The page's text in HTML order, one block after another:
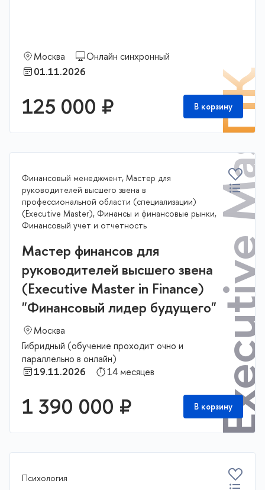
Москва
Онлайн синхронный
01.11.2026
125 000 ₽ В корзину
Финансовый менеджмент, Мастер для
руководителей высшего звена в
профессиональной области (специализации)
(Executive Master), Финансы и финансовые рынки,
Финансовый учет и отчетность
Мастер финансов для
руководителей высшего звена
(Executive Master in Finance)
"Финансовый лидер будущего"
Москва
Гибридный (обучение проходит очно и
параллельно в онлайн)
19.11.2026
14 месяцев
1 390 000 ₽ В корзину
Психология